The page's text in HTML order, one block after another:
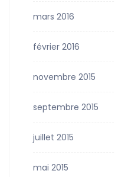
mars 2016
février 2016
novembre 2015
septembre 2015
juillet 2015
mai 2015